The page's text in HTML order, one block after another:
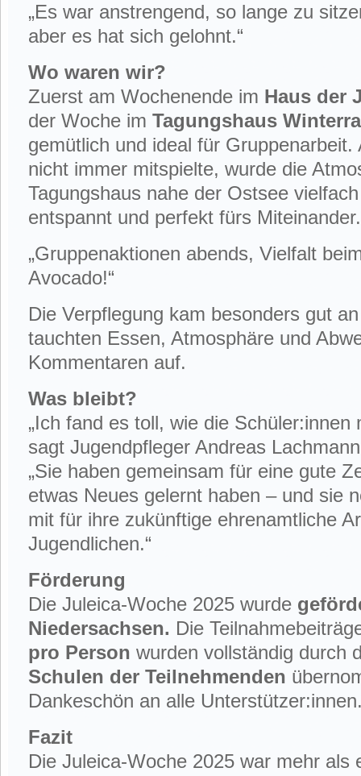
„Es war anstrengend, so lange zu
aber es hat sich gelohnt.“
Wo waren wir?
Zuerst am Wochenende im Haus der
der Woche im Tagungshaus
gemütlich und ideal für
nicht immer mitspielte, wurde die
Tagungshaus nahe der Ostsee
entspannt und perfekt fürs Miteinander.
„Gruppenaktionen abends, Vielfalt
Avocado!“
Die Verpflegung kam besonders gut
tauchten Essen, Atmosphäre und
Kommentaren auf.
Was bleibt?
„Ich fand es toll, wie die Schüler:innen
sagt Jugendpfleger Andreas
„Sie haben gemeinsam für eine gute
etwas Neues gelernt haben – und sie
mit für ihre zukünftige ehrenamtliche
Jugendlichen.“
Förderung
Die Juleica-Woche 2025 wurde
Niedersachsen. Die
pro Person wurden vollständig durch
Schulen der Teilnehmenden
Dankeschön an alle
Fazit
Die Juleica-Woche 2025 war mehr als